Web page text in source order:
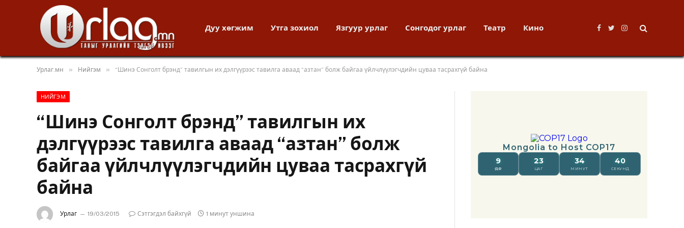
Дуу хөгжим Утга зохиол Язгуур урлаг Сонгодог урлаг Театр Кино
Facebook
TwitterInstagram
Урлаг.мн » Нийгэм » “Шинэ Сонголт брэнд” тавилгын их дэлгүүрээс тавилга аваад “азтан” болж байгаа үйлчлүүлэгчдийн цуваа тасрахгүй байна
НИЙГЭМ
“Шинэ Сонголт брэнд” тавилгын их
дэлгүүрээс тавилга аваад “азтан” болж
байгаа үйлчлүүлэгчдийн цуваа тасрахгүй
байна
Урлаг 19/03/2015 Сэтгэгдэл байхгүй 1 минут уншина